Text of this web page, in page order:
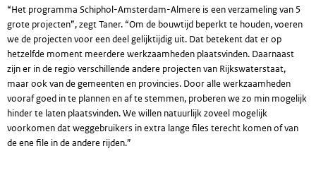
“Het programma Schiphol-Amsterdam-Almere is een verzameling van 5
grote projecten”, zegt Taner. “Om de bouwtijd beperkt te houden, voeren
we de projecten voor een deel gelijktijdig uit. Dat betekent dat er op
hetzelfde moment meerdere werkzaamheden plaatsvinden. Daarnaast
zijn er in de regio verschillende andere projecten van Rijkswaterstaat,
maar ook van de gemeenten en provincies. Door alle werkzaamheden
vooraf goed in te plannen en af te stemmen, proberen we zo min mogelijk
hinder te laten plaatsvinden. We willen natuurlijk zoveel mogelijk
voorkomen dat weggebruikers in extra lange files terecht komen of van
de ene file in de andere rijden.”